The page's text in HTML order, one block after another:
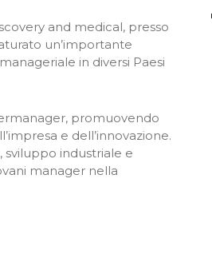
and medical, presso
un’importante
in diversi Paesi
promuovendo
e dell’innovazione.
industriale e
manager nella